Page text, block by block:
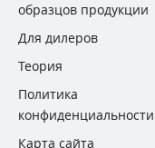
образцов продукции
Для дилеров
Теория
Политика
конфиденциальности
Карта сайта